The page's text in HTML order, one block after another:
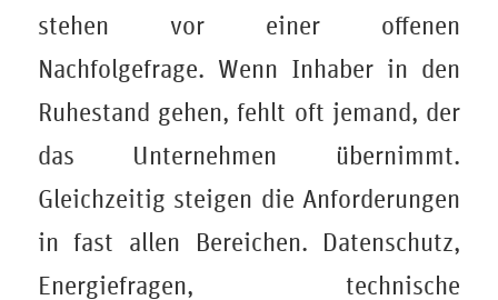
stehen vor einer offenen
Nachfolgefrage. Wenn Inhaber in den
Ruhestand gehen, fehlt oft jemand, der
das Unternehmen übernimmt.
Gleichzeitig steigen die Anforderungen
in fast allen Bereichen. Datenschutz,
Energiefragen, technische